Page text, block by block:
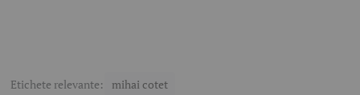
Etichete relevante: mihai cotet